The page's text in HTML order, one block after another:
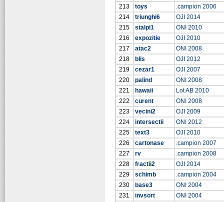
213
toys
.campion 2006
214
triunghi6
OJI 2014
215
stalpi1
ONI 2010
216
expozitie
OJI 2010
217
atac2
ONI 2008
218
blis
OJI 2012
219
cezar1
OJI 2007
220
palind
ONI 2008
221
hawaii
Lot AB 2010
222
curent
ONI 2008
223
vecini2
OJI 2009
224
intersectii
ONI 2012
225
text3
OJI 2010
226
cartonase
.campion 2007
227
rv
.campion 2008
228
fractii2
OJI 2014
229
schimb
.campion 2004
230
base3
ONI 2004
231
invsort
ONI 2004